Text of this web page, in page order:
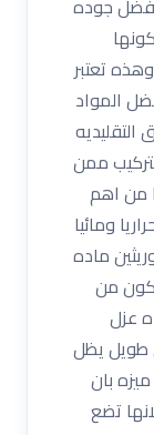
جوده
تعتبر
المواد
التقليديه
ممن
من اهم
ومائيا
ماده
من
عزل
طويل يظل
بان
تضع